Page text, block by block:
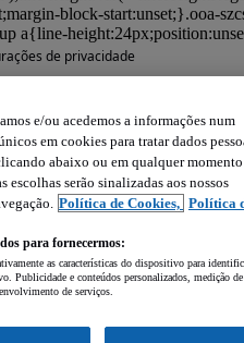
de privacidade
Privacidade
e/ou acedemos a informações num
em cookies para tratar dados
abaixo ou em qualquer
serão sinalizadas aos nossos
Política de Cookies, Política
para fornecermos:
as características do dispositivo para
Publicidade e conteúdos personalizados, medição de
de serviços.